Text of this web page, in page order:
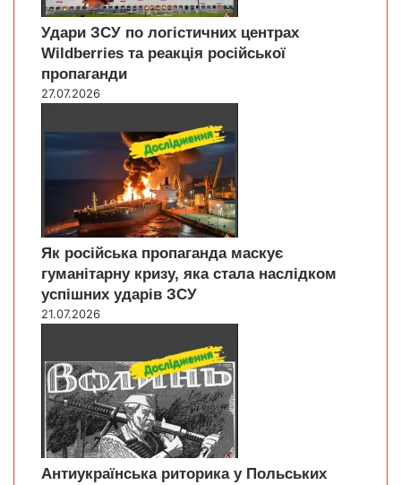
Удари ЗСУ по логістичних центрах
Wildberries та реакція російської
пропаганди
27.07.2026
Як російська пропаганда маскує
гуманітарну кризу, яка стала наслідком
успішних ударів ЗСУ
21.07.2026
Антиукраїнська риторика у Польських